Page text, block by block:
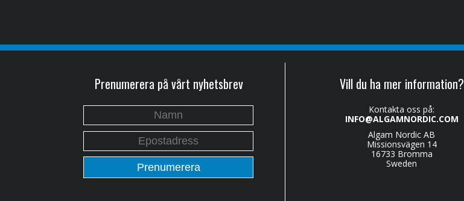
Prenumerera på vårt nyhetsbrev Vill du ha mer information?
Kontakta oss på:
INFO@ALGAMNORDIC.COM
Algam Nordic AB
Missionsvägen 14
16733 Bromma
Sweden